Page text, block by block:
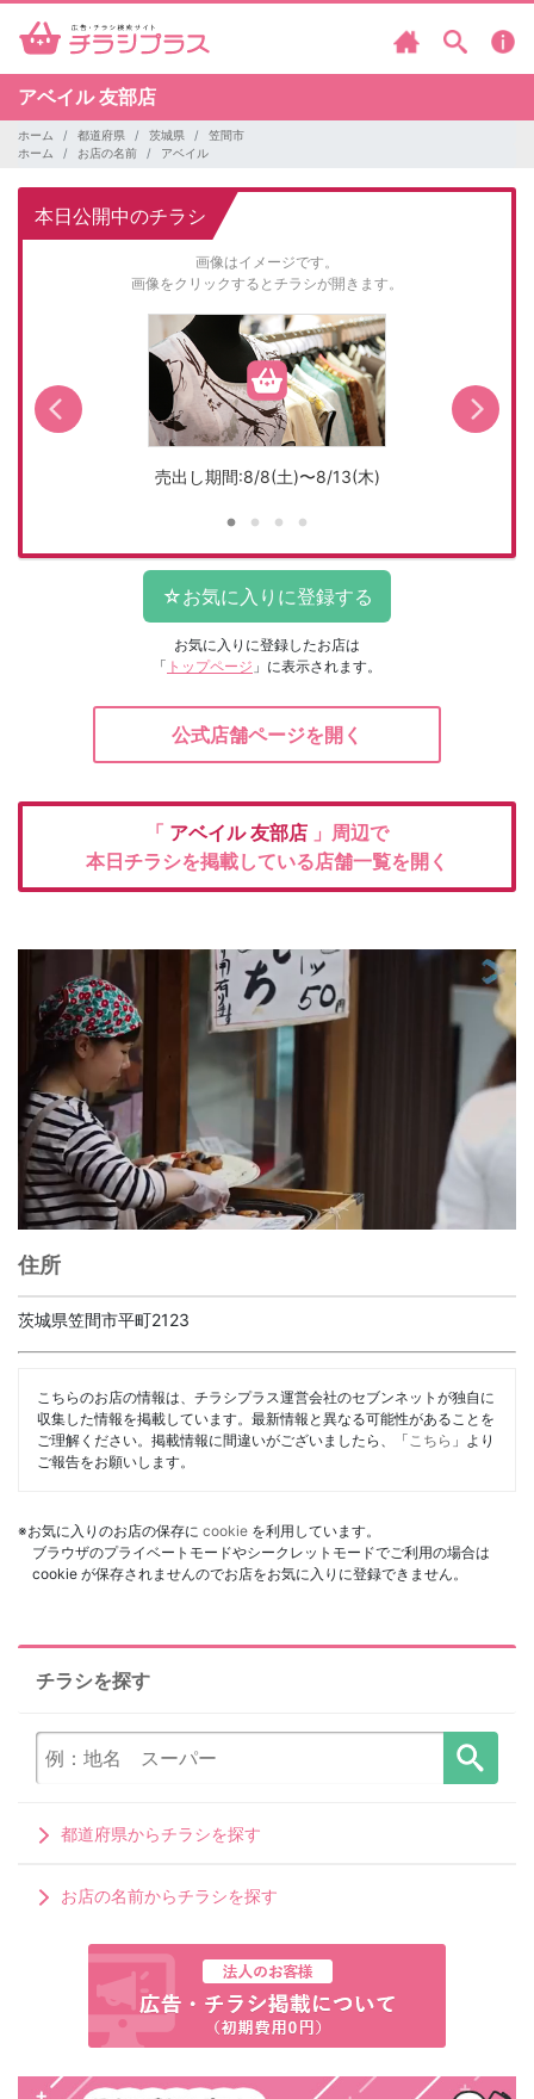
アベイル友部店
ホーム 都道府県 茨城県
笠間市
ホーム
お店の名前 アベイル
本日公開中のチラシ
画像はイメージです。
画像をクリックするとチラシが開きます。
売出し期間:8/8(土)〜8/13(木)
お気に入りに登録したお店は
「 トップページ 」に表示されます。
公式店舗ページを開く
「 アベイル友部店 」周辺で
本日チラシを掲載している店舗一覧を開く
住所
茨城県笠間市平町2123
こちらのお店の情報は、チラシプラス運営会社のセブンネットが独自に
収集した情報を掲載しています。最新情報と異なる可能性があることを
ご理解ください。掲載情報に間違いがございましたら、「 こちら 」より
ご報告をお願いします。
※お気に入りのお店の保存に cookie を利用しています。
ブラウザのプライベートモードやシークレットモードでご利用の場合は
cookie が保存されませんのでお店をお気に入りに登録できません。
チラシを探す
都道府県からチラシを探す
お店の名前からチラシを探す